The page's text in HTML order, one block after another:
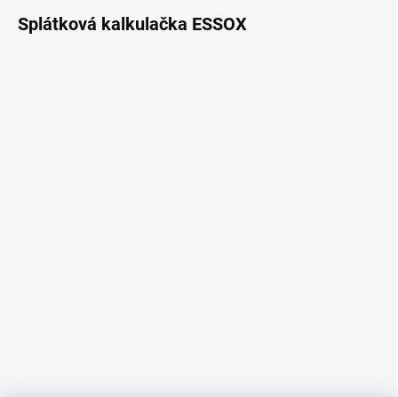
Splátková kalkulačka ESSOX